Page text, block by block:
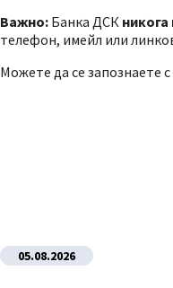
Важно: Банка ДСК
телефон, имейл или
Можете да се запознаете
05.08.2026